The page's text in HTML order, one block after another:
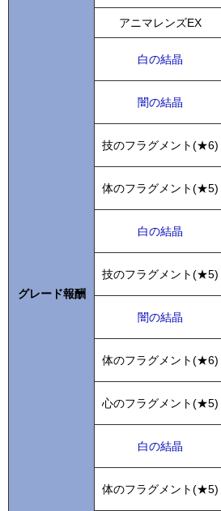
グレード報酬
アニマレンズEX
白の結晶
闇の結晶
技のフラグメント(★6)
体のフラグメント(★5)
白の結晶
技のフラグメント(★5)
闇の結晶
体のフラグメント(★6)
心のフラグメント(★5)
白の結晶
体のフラグメント(★5)